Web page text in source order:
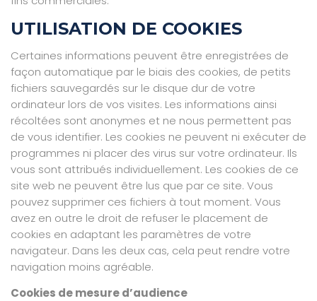
UTILISATION DE COOKIES
Certaines informations peuvent être enregistrées de
façon automatique par le biais des cookies, de petits
fichiers sauvegardés sur le disque dur de votre
ordinateur lors de vos visites. Les informations ainsi
récoltées sont anonymes et ne nous permettent pas
de vous identifier. Les cookies ne peuvent ni exécuter de
programmes ni placer des virus sur votre ordinateur. Ils
vous sont attribués individuellement. Les cookies de ce
site web ne peuvent être lus que par ce site. Vous
pouvez supprimer ces fichiers à tout moment. Vous
avez en outre le droit de refuser le placement de
cookies en adaptant les paramètres de votre
navigateur. Dans les deux cas, cela peut rendre votre
navigation moins agréable.
Cookies de mesure d’audience